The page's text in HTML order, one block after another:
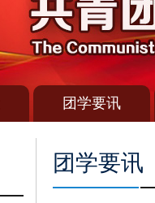
团学要讯
团学要讯